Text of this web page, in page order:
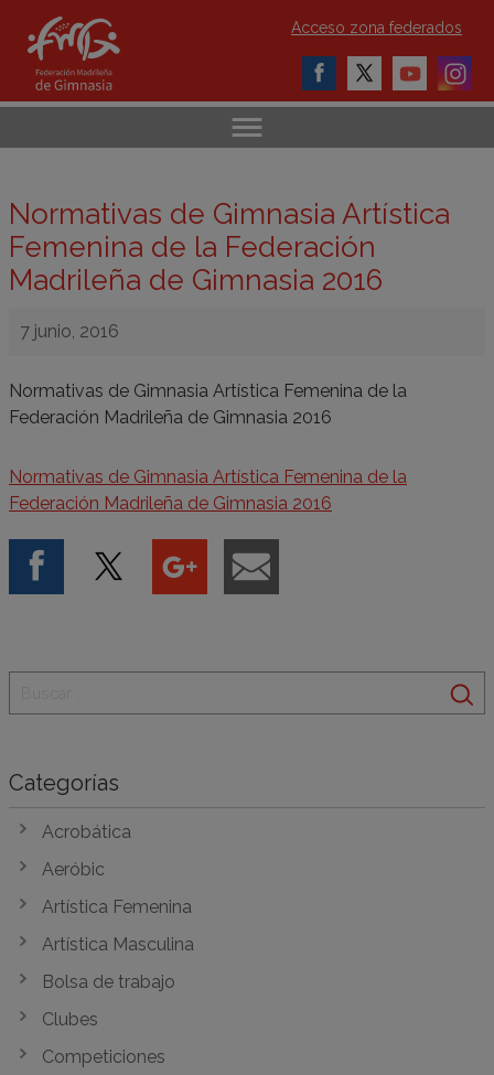
Acceso zona federados
Normativas de Gimnasia Artística
Femenina de la Federación
Madrileña de Gimnasia 2016
7 junio, 2016
Normativas de Gimnasia Artística Femenina de la
Federación Madrileña de Gimnasia 2016
Normativas de Gimnasia Artística Femenina de la
Federación Madrileña de Gimnasia 2016
Categorías
Acrobática
Aeróbic
Artística Femenina
Artística Masculina
Bolsa de trabajo
Clubes
Competiciones